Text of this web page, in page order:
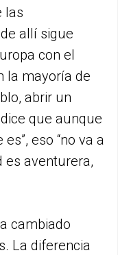
las
allí sigue
con el
la mayoría de
abrir un
que aunque
eso “no va a
es aventurera,
cambiado
La diferencia